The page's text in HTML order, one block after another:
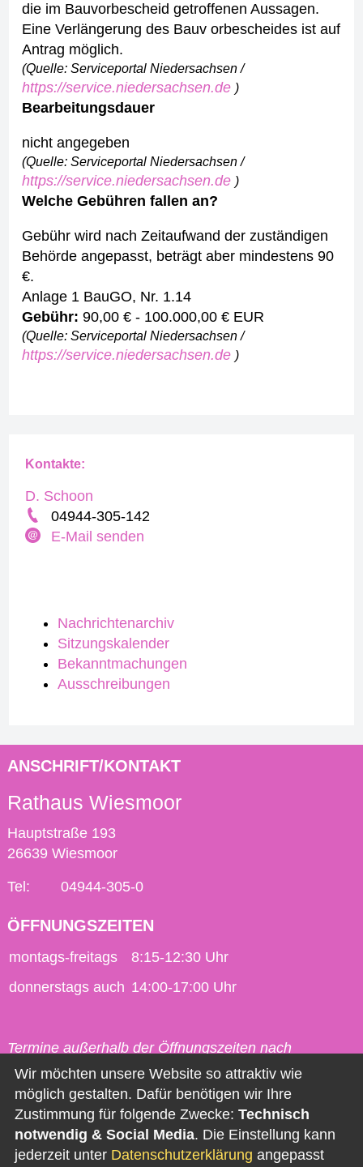
die im Bauvorbescheid getroffenen Aussagen.
Eine Verlängerung des Bauv orbescheides ist auf
Antrag möglich.
(Quelle: Serviceportal Niedersachsen /
https://service.niedersachsen.de )
Bearbeitungsdauer
nicht angegeben
(Quelle: Serviceportal Niedersachsen /
https://service.niedersachsen.de )
Welche Gebühren fallen an?
Gebühr wird nach Zeitaufwand der zuständigen
Behörde angepasst, beträgt aber mindestens 90
€.
Anlage 1 BauGO, Nr. 1.14
Gebühr: 90,00 € - 100.000,00 € EUR
(Quelle: Serviceportal Niedersachsen /
https://service.niedersachsen.de )
Nachrichtenarchiv
Sitzungskalender
Bekanntmachungen
Ausschreibungen
Kontakte:
D. Schoon
04944-305-142
E-Mail senden
ANSCHRIFT/KONTAKT
Rathaus Wiesmoor
Hauptstraße 193
26639 Wiesmoor
Tel: 04944-305-0
ÖFFNUNGSZEITEN
montags-freitags
8:15-12:30 Uhr
donnerstags auch 14:00-17:00 Uhr
Termine außerhalb der Öffnungszeiten nach
vorheriger Vereinbarung möglich.
Kontakt
Impressum
Wir möchten unsere Website so attraktiv wie
möglich gestalten. Dafür benötigen wir Ihre
Zustimmung für folgende Zwecke: Technisch
notwendig & Social Media. Die Einstellung kann
jederzeit unter Datenschutzerklärung angepasst